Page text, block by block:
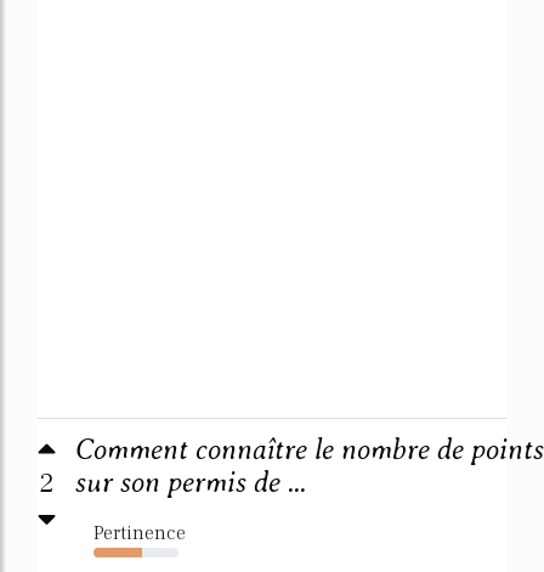
2
Comment connaître le nombre de points
sur son permis de ...
Pertinence
57%